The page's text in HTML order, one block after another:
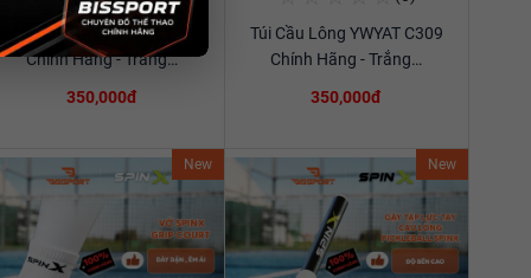
Xem chi tiết
Túi Cầu Lông YWYAT C309
Chính Hãng - Trắng…
350,000đ
Xem chi tiết
Túi Cầu Lông YWYAT C309
Chính Hãng - Trắng…
350,000đ
New New